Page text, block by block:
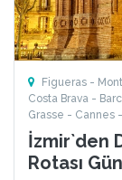
Figueras -
Costa Brava -
Grasse - Cannes
İzmir`den
Rotası